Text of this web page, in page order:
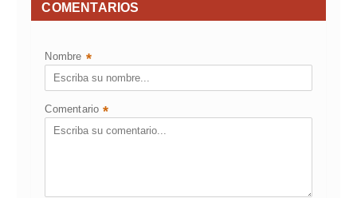
COMENTARIOS
Nombre *
Comentario *